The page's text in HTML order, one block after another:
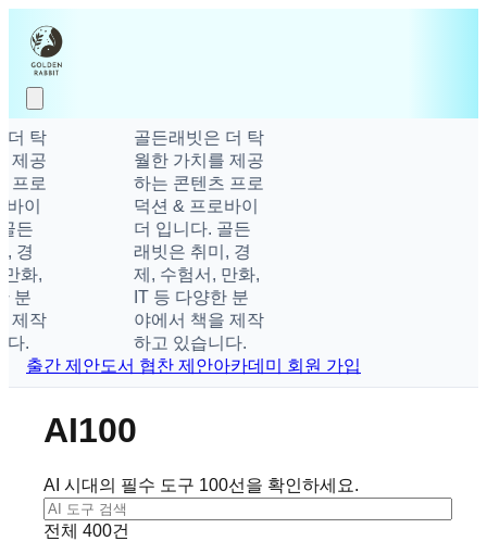
탁
공
로
이
든
경
화,
분
작
.
골든래빗은 더 탁
월한 가치를 제공
하는 콘텐츠 프로
덕션 & 프로바이
더 입니다. 골든
래빗은 취미, 경
제, 수험서, 만화,
IT 등 다양한 분
야에서 책을 제작
하고 있습니다.
출간 제안도서 협찬 제안아카데미 회원 가입
AI100
AI 시대의 필수 도구 100선을 확인하세요.
전체 400건